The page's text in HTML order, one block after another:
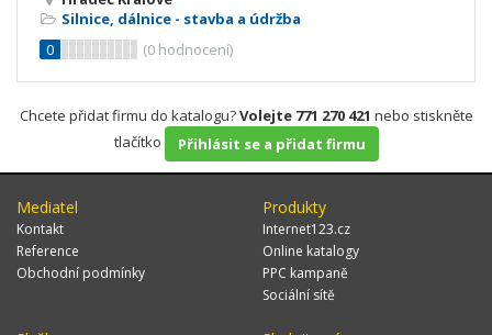
Silnice, dálnice - stavba a údržba
0
(0 hodnocení)
Chcete přidat firmu do katalogu?Volejte 771 270 421 nebo stiskněte
tlačítko
Přihlásit se a přidat firmu
Mediatel
Kontakt
Reference
Obchodní podmínky
Produkty
Internet123.cz
Online katalogy
PPC kampaně
Sociální sítě